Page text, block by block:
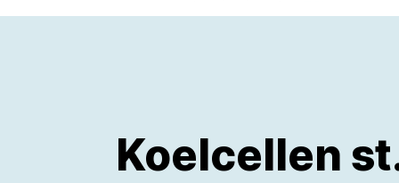
Koelcellen